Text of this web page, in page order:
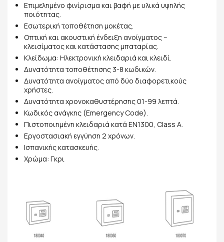
Επιμελημένο φινίρισμα και βαφή με υλικά υψηλής
ποιότητας.
Εσωτερική τοποθέτηση μοκέτας.
Οπτική και ακουστική ένδειξη ανοίγματος –
κλεισίματος και κατάστασης μπαταρίας.
Κλείδωμα: Ηλεκτρονική κλειδαριά και κλειδί.
Δυνατότητα τοποθέτησης 3-8 κωδικών.
Δυνατότητα ανοίγματος από δύο διαφορετικούς
χρήστες.
Δυνατότητα χρονοκαθυστέρησης 01-99 λεπτά.
Κωδικός ανάγκης (Emergency Code).
Πιστοποιημένη κλειδαριά κατά ΕΝ1300, Class A.
Εργοστασιακή εγγύηση 2 χρόνων.
Ισπανικής κατασκευής.
Χρώμα: Γκρι